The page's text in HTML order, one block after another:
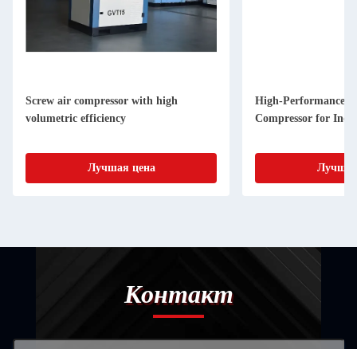
Screw air compressor with high
volumetric efficiency
Лучшая цена
High-Performance
Compressor for
Контакт